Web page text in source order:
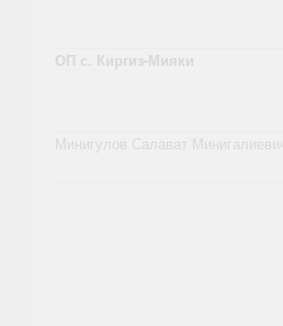
ОП с. Киргиз-Мияки
Минигулов Салават Минигалиевич